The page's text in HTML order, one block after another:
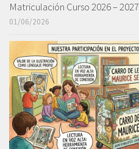
Matriculación Curso 2026 – 2027
01/06/2026